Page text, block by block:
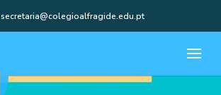
secretaria@colegioalfragide.edu.pt